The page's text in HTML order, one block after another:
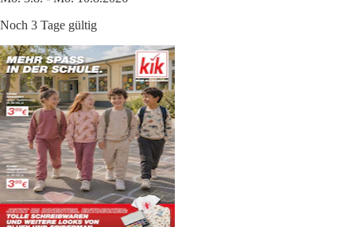
Noch 3 Tage gültig